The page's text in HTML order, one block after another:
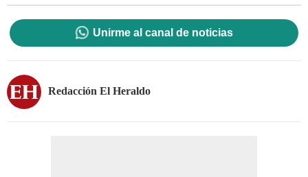
Unirme al canal de noticias
Redacción El Heraldo